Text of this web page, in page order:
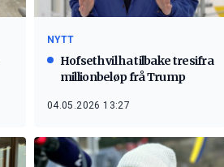
NYTT
Hofseth vil ha tilbake tresifra
millionbeløp frå Trump
04.05.2026 13:27